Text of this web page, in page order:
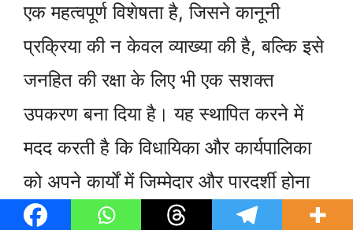
एक महत्वपूर्ण विशेषता है, जिसने कानूनी
प्रक्रिया की न केवल व्याख्या की है, बल्कि इसे
जनहित की रक्षा के लिए भी एक सशक्त
उपकरण बना दिया है। यह स्थापित करने में
मदद करती है कि विधायिका और कार्यपालिका
को अपने कार्यों में जिम्मेदार और पारदर्शी होना
चाहिए। भविष्य में, जनहित याचिका के माध्यम